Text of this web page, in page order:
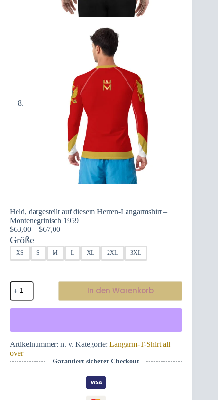
Held, dargestellt auf diesem Herren-Langarmshirt –
Montenegrinisch 1959
$63,00 – $67,00Preisspanne:
bis
$67,00
Größe
XS S M L XL 2XL 3XL
Held,
dargestellt
auf
diesem
–
Montenegrinisch
1959
In den Warenkorb
Artikelnummer: n. v. Kategorie: Langarm-T-Shirt all
over
Garantiert sicherer Checkout